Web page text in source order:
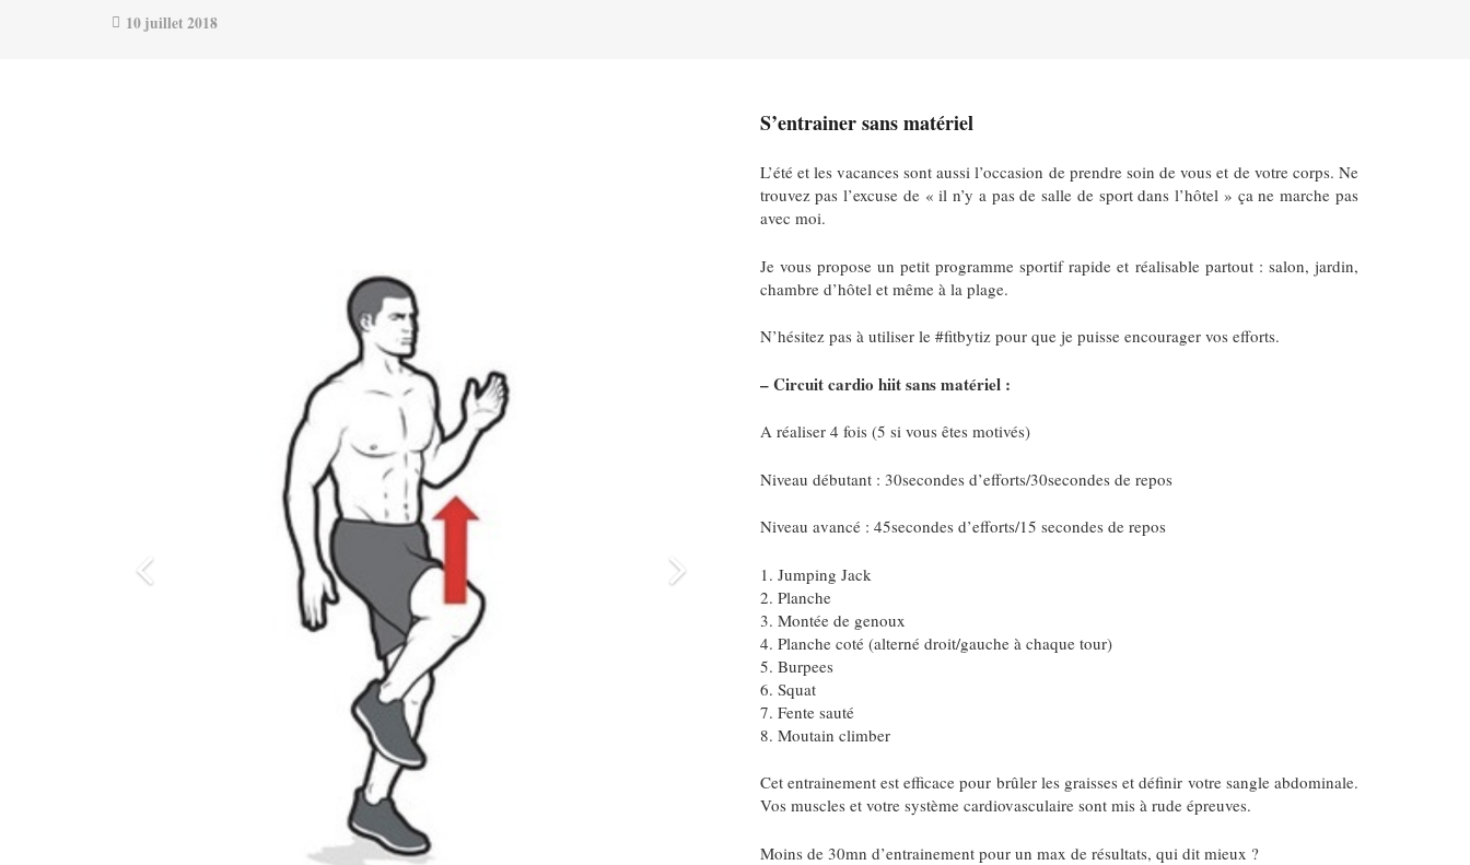
10 juillet 2018
S’entrainer sans matériel
L’été et les vacances sont aussi l’occasion de prendre soin de vous et de votre corps. Ne
trouvez pas l’excuse de « il n’y a pas de salle de sport dans l’hôtel » ça ne marche pas
avec moi.
Je vous propose un petit programme sportif rapide et réalisable partout : salon, jardin,
chambre d’hôtel et même à la plage.
N’hésitez pas à utiliser le #fitbytiz pour que je puisse encourager vos efforts.
– Circuit cardio hiit sans matériel :
A réaliser 4 fois (5 si vous êtes motivés)
Niveau débutant : 30secondes d’efforts/30secondes de repos
Niveau avancé : 45secondes d’efforts/15 secondes de repos
1. Jumping Jack
2. Planche
3. Montée de genoux
4. Planche coté (alterné droit/gauche à chaque tour)
5. Burpees
6. Squat
7. Fente sauté
8. Moutain climber
Cet entrainement est efficace pour brûler les graisses et définir votre sangle abdominale.
Vos muscles et votre système cardiovasculaire sont mis à rude épreuves.
Moins de 30mn d’entrainement pour un max de résultats, qui dit mieux ?